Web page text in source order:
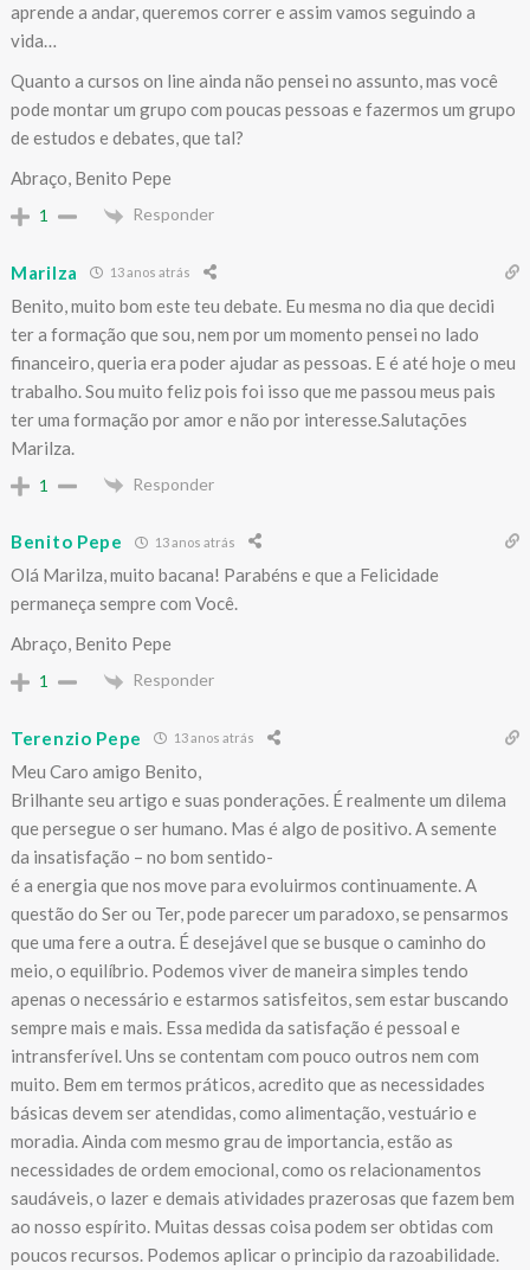
aprende a andar, queremos correr e assim vamos seguindo a
vida…
Quanto a cursos on line ainda não pensei no assunto, mas você
pode montar um grupo com poucas pessoas e fazermos um grupo
de estudos e debates, que tal?
Abraço, Benito Pepe
1 Responder
Marilza 13 anos atrás
Benito, muito bom este teu debate. Eu mesma no dia que decidi
ter a formação que sou, nem por um momento pensei no lado
financeiro, queria era poder ajudar as pessoas. E é até hoje o meu
trabalho. Sou muito feliz pois foi isso que me passou meus pais
ter uma formação por amor e não por interesse.Salutações
Marilza.
1 Responder
Benito Pepe 13 anos atrás
Olá Marilza, muito bacana! Parabéns e que a Felicidade
permaneça sempre com Você.
Abraço, Benito Pepe
1 Responder
Terenzio Pepe 13 anos atrás
Meu Caro amigo Benito,
Brilhante seu artigo e suas ponderações. É realmente um dilema
que persegue o ser humano. Mas é algo de positivo. A semente
da insatisfação – no bom sentido-
é a energia que nos move para evoluirmos continuamente. A
questão do Ser ou Ter, pode parecer um paradoxo, se pensarmos
que uma fere a outra. É desejável que se busque o caminho do
meio, o equilíbrio. Podemos viver de maneira simples tendo
apenas o necessário e estarmos satisfeitos, sem estar buscando
sempre mais e mais. Essa medida da satisfação é pessoal e
intransferível. Uns se contentam com pouco outros nem com
muito. Bem em termos práticos, acredito que as necessidades
básicas devem ser atendidas, como alimentação, vestuário e
moradia. Ainda com mesmo grau de importancia, estão as
necessidades de ordem emocional, como os relacionamentos
saudáveis, o lazer e demais atividades prazerosas que fazem bem
ao nosso espírito. Muitas dessas coisa podem ser obtidas com
poucos recursos. Podemos aplicar o principio da razoabilidade.